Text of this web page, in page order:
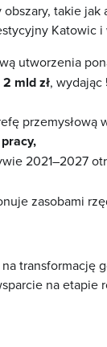
takie jak
Katowic
utworzenia
mld zł, wydając
przemysłową
2021–2027
zasobami
transformację
na etapie